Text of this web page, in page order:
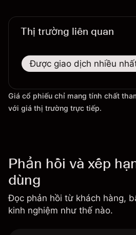
Thị trường liên quan
Được giao dịch nhiều
Giá cổ phiếu chỉ mang tính chất
với giá thị trường trực tiếp.
Phản hồi và xếp
dùng
Đọc phản hồi từ khách hàng,
kinh nghiệm như thế nào.